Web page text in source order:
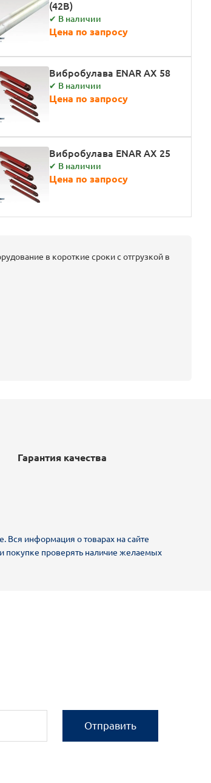
(42В)
✔ В наличии
Цена по запросу
Вибробулава ENAR AX 58
✔ В наличии
Цена по запросу
Вибробулава ENAR AX 25
✔ В наличии
Цена по запросу
в короткие сроки с отгрузкой в
Гарантия качества
Вся информация о товарах на сайте
покупке проверять наличие желаемых
Отправить